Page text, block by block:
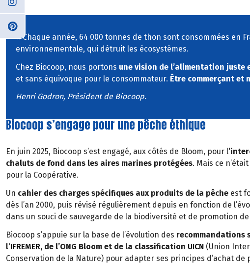
« Chaque année, 64 000 tonnes de thon sont consommées en
environnementale, qui détruit les écosystèmes.
Chez Biocoop, nous portons une vision de l’alimentation juste
et sans équivoque pour le consommateur. Être commerçant et
Henri Godron, Président de Biocoop.
Biocoop s’engage pour une pêche éthique
En juin 2025, Biocoop s’est engagé, aux côtés de Bloom, pour l
chaluts de fond dans les aires marines protégées. Mais ce
pour la Coopérative.
Un cahier des charges spécifiques aux produits de la pêche est
dès l’an 2000, puis révisé régulièrement depuis en fonction de
dans un souci de sauvegarde de la biodiversité et de promotion
Biocoop s’appuie sur la base de l’évolution des recommandations
l’IFREMER, de l’ONG Bloom et de la classification UICN (Union
Conservation de la Nature) pour adapter ses principes d’achat de